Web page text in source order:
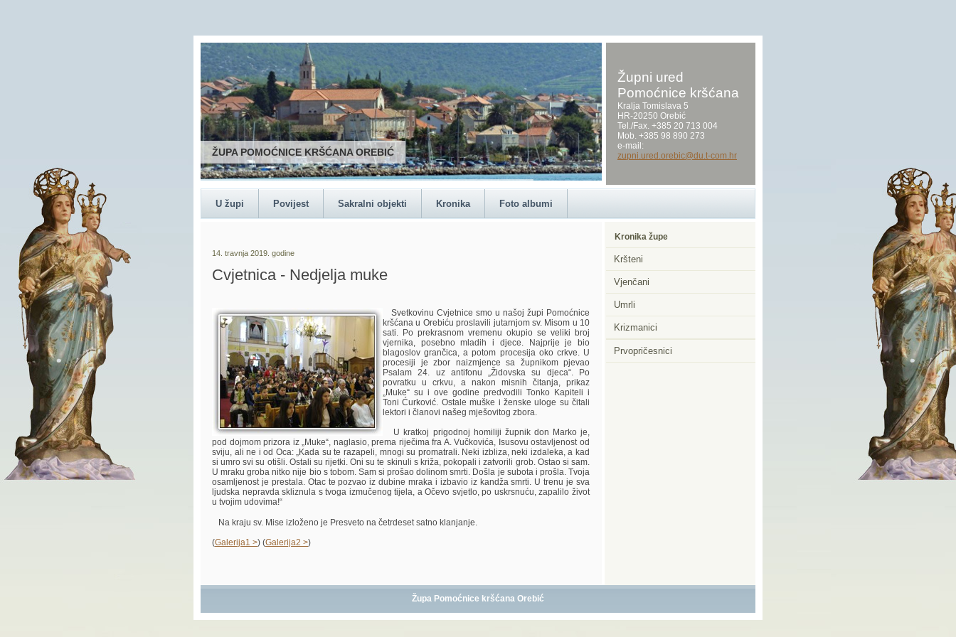
ŽUPA POMOĆNICE KRŠĆANA OREBIĆ
Župni ured
Pomoćnice kršćana
Kralja Tomislava 5
HR-20250 Orebić
Tel./Fax. +385 20 713 004
Mob. +385 98 890 273
e-mail:
zupni.ured.orebic@du.t-com.hr
U župi Povijest Sakralni objekti Kronika Foto albumi
Kronika župe
Kršteni
Vjenčani
Umrli
Krizmanici
Prvopričesnici
14. travnja 2019. godine
Cvjetnica - Nedjelja muke
Svetkovinu Cvjetnice smo u našoj župi Pomoćnice
kršćana u Orebiću proslavili jutarnjom sv. Misom u 10
sati. Po prekrasnom vremenu okupio se veliki broj
vjernika, posebno mladih i djece. Najprije je bio
blagoslov grančica, a potom procesija oko crkve. U
procesiji je zbor naizmjence sa župnikom pjevao
Psalam 24. uz antifonu „Židovska su djeca“. Po
povratku u crkvu, a nakon misnih čitanja, prikaz
„Muke“ su i ove godine predvodili Tonko Kapiteli i
Toni Ćurković. Ostale muške i ženske uloge su čitali
lektori i članovi našeg mješovitog zbora.
U kratkoj prigodnoj homiliji župnik don Marko je,
pod dojmom prizora iz „Muke“, naglasio, prema riječima fra A. Vučkovića, Isusovu ostavljenost od
sviju, ali ne i od Oca: „Kada su te razapeli, mnogi su promatrali. Neki izbliza, neki izdaleka, a kad
si umro svi su otišli. Ostali su rijetki. Oni su te skinuli s križa, pokopali i zatvorili grob. Ostao si sam.
U mraku groba nitko nije bio s tobom. Sam si prošao dolinom smrti. Došla je subota i prošla. Tvoja
osamljenost je prestala. Otac te pozvao iz dubine mraka i izbavio iz kandža smrti. U trenu je sva
ljudska nepravda skliznula s tvoga izmučenog tijela, a Očevo svjetlo, po uskrsnuću, zapalilo život
u tvojim udovima!“
Na kraju sv. Mise izloženo je Presveto na četrdeset satno klanjanje.
(Galerija1 >) (Galerija2 >)
Župa Pomoćnice kršćana Orebić